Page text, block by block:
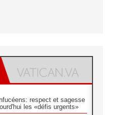
respect et sagesse
les «défis urgents»